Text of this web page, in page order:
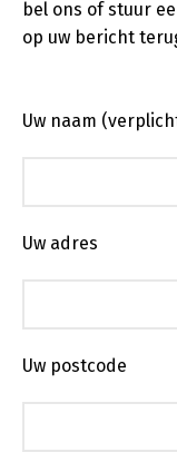
bel ons of stuur
op uw bericht
Uw naam
Uw adres
Uw postcode